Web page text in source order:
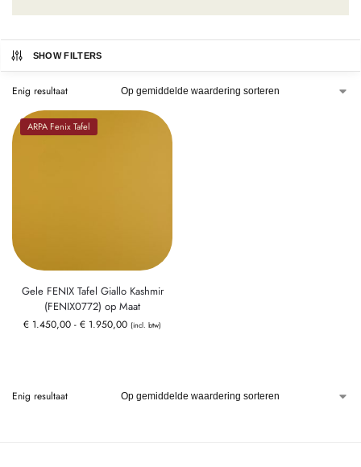
SHOW FILTERS
Enig resultaat
ARPA Fenix Tafel
Gele FENIX Tafel Giallo Kashmir
(FENIX0772) op Maat
€ 1.450,00 - € 1.950,00 (incl. btw)
Enig resultaat